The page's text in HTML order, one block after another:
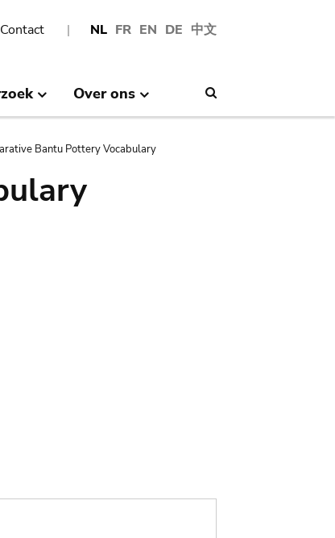
NL FR EN DE 中文
Contact
Over ons
Bantu Pottery Vocabulary